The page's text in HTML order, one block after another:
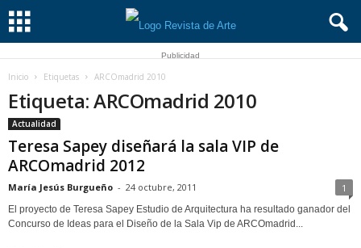
Publicidad
Inicio Etiquetas ARCOmadrid 2010
Etiqueta: ARCOmadrid 2010
Actualidad
Teresa Sapey diseñará la sala VIP de
ARCOmadrid 2012
María Jesús Burgueño - 24 octubre, 2011 1
El proyecto de Teresa Sapey Estudio de Arquitectura ha resultado ganador del
Concurso de Ideas para el Diseño de la Sala Vip de ARCOmadrid...